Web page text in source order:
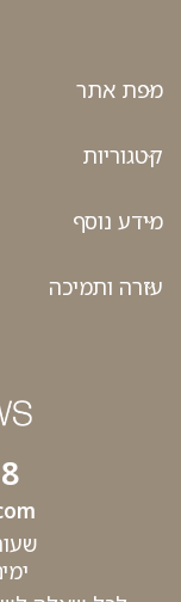
מפת אתר
קטגוריות
מידע נוסף
עזרה ותמיכה
ימים